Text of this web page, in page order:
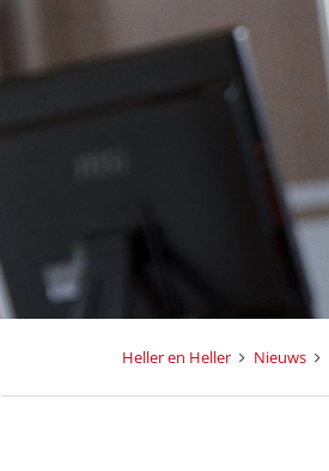
Heller en Heller Nieuws